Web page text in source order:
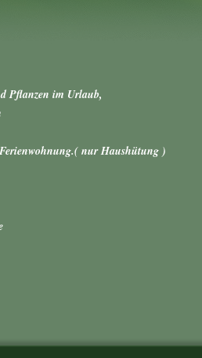
Pflanzen im Urlaub,
nur Haushütung )